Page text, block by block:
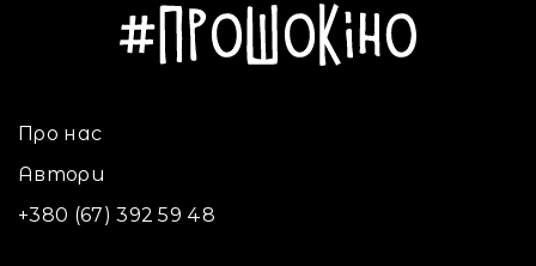
Про нас
Автори
+380 (67) 392 59 48